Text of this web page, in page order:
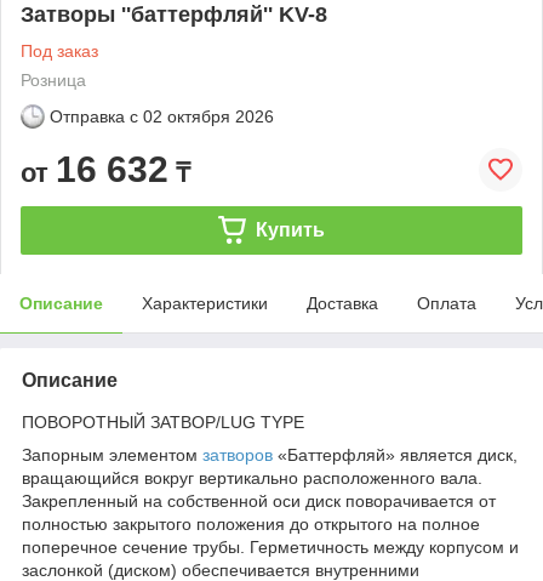
Затворы ''баттерфляй'' KV-8
Под заказ
Розница
Отправка с 02 октября 2026
от 16 632 ₸
Купить
Описание Характеристики Доставка Оплата
Описание
ПОВОРОТНЫЙ ЗАТВОР/LUG TYPE
Запорным элементом затворов «Баттерфляй» является диск,
вращающийся вокруг вертикально расположенного вала.
Закрепленный на собственной оси диск поворачивается от
полностью закрытого положения до открытого на полное
поперечное сечение трубы. Герметичность между корпусом и
заслонкой (диском) обеспечивается внутренними